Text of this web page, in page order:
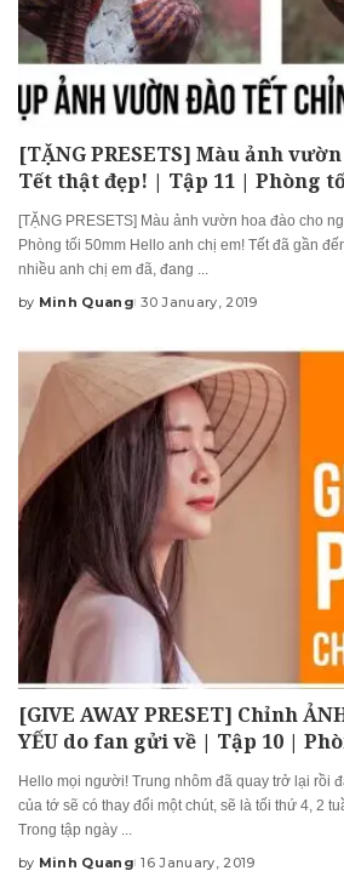
[TẶNG PRESETS] Màu ảnh
Tết thật đẹp! | Tập 11 | Phòng
[TẶNG PRESETS] Màu ảnh vườn hoa đào cho
Phòng tối 50mm Hello anh chị em! Tết đã gần
nhiều anh chị em đã, đang
Posted
by Minh Quang 30 January, 2019
[GIVE AWAY PRESET] Chỉnh
YẾU do fan gửi về | Tập 10 |
Hello mọi người! Trung nhôm đã quay trở lại rồi
của tớ sẽ có thay đổi một chút, sẽ là tối thứ 4, 2
Trong tập ngày ...
Posted
by Minh Quang 16 January, 2019